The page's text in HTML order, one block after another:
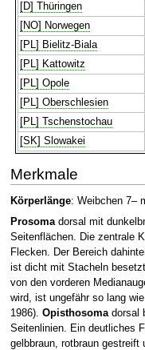
[D] Thüringen
[NO] Norwegen
[PL] Bielitz-Biala
[PL] Kattowitz
[PL] Opole
[PL] Oberschlesien
[PL] Tschenstochau
[SK] Slowakei
Merkmale
Körperlänge: Weibchen 7–
Prosomadorsal mit
Seitenflächen. Die zentrale
Flecken. Der Bereich
ist dicht mit Stacheln
von den vorderen
wird, ist ungefähr so lang
1986). Opisthosomadorsal
Seitenlinien. Ein deutliches
gelbbraun, rotbraun